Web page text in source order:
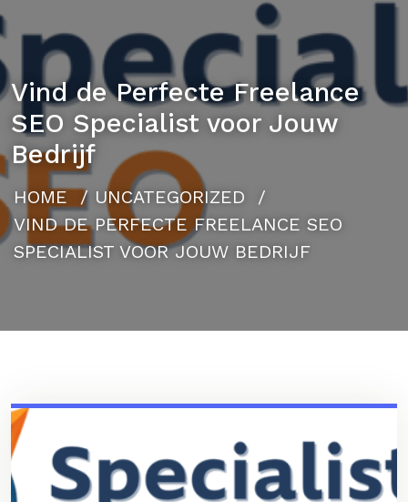
Vind de Perfecte Freelance
SEO Specialist voor Jouw
Bedrijf
HOME/ UNCATEGORIZED /
VIND DE PERFECTE FREELANCE SEO
SPECIALIST VOOR JOUW BEDRIJF